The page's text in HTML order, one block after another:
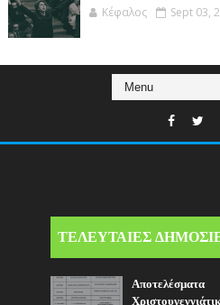
Κέφαλος Sept 03,
ΤΕΛΕΥΤΑΙΕΣ